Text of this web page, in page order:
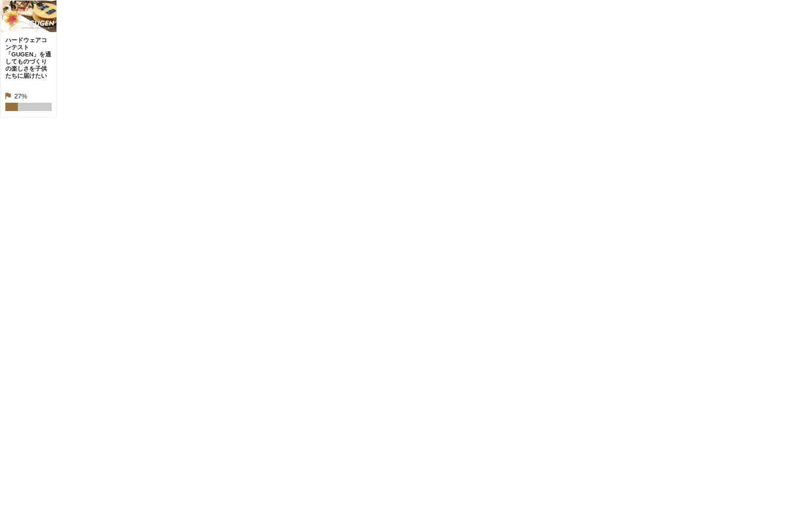
ハードウェアコ
ンテスト
「GUGEN」を通
してものづくり
の楽しさを子供
たちに届けたい
27%